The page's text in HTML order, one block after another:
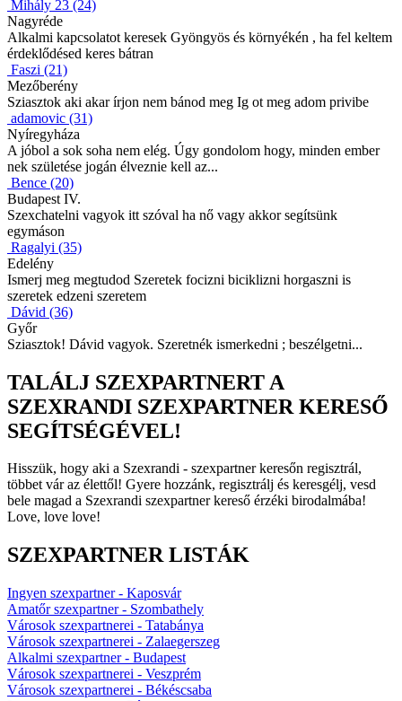
Mihály 23 (24)
Nagyréde
Alkalmi kapcsolatot keresek Gyöngyös és környékén , ha fel keltem
érdeklődésed keres bátran
Faszi (21)
Mezőberény
Sziasztok aki akar írjon nem bánod meg Ig ot meg adom privibe
adamovic (31)
Nyíregyháza
A jóbol a sok soha nem elég. Úgy gondolom hogy, minden ember
nek születése jogán élveznie kell az...
Bence (20)
Budapest IV.
Szexchatelni vagyok itt szóval ha nő vagy akkor segítsünk
egymáson
Ragalyi (35)
Edelény
Ismerj meg megtudod Szeretek focizni biciklizni horgaszni is
szeretek edzeni szeretem
Dávid (36)
Győr
Sziasztok! Dávid vagyok. Szeretnék ismerkedni ; beszélgetni...
TALÁLJ SZEXPARTNERT A
SZEXRANDI SZEXPARTNER KERESŐ
SEGÍTSÉGÉVEL!
Hisszük, hogy aki a Szexrandi - szexpartner keresőn regisztrál,
többet vár az élettől! Gyere hozzánk, regisztrálj és keresgélj, vesd
bele magad a Szexrandi szexpartner kereső érzéki birodalmába!
Love, love love!
SZEXPARTNER LISTÁK
Ingyen szexpartner - Kaposvár
Amatőr szexpartner - Szombathely
Városok szexpartnerei - Tatabánya
Városok szexpartnerei - Zalaegerszeg
Alkalmi szexpartner - Budapest
Városok szexpartnerei - Veszprém
Városok szexpartnerei - Békéscsaba